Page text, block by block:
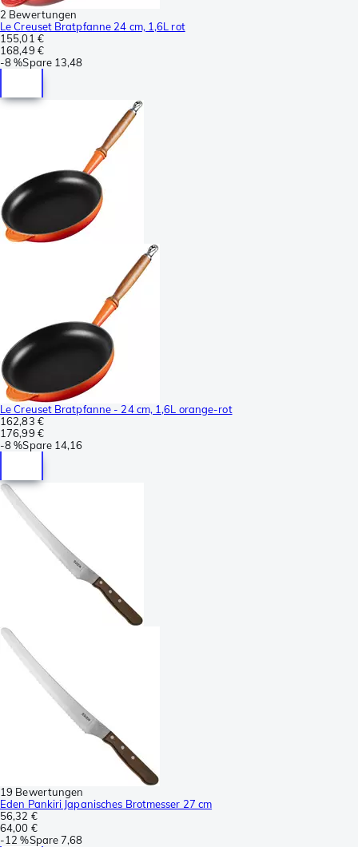
2 Bewertungen
Le Creuset Bratpfanne 24 cm, 1,6L rot
155,01 €
168,49 €
-8 %Spare 13,48
Le Creuset Bratpfanne - 24 cm, 1,6L orange-rot
162,83 €
176,99 €
-8 %Spare 14,16
19 Bewertungen
Eden Pankiri Japanisches Brotmesser 27 cm
56,32 €
64,00 €
-12 %Spare7,68